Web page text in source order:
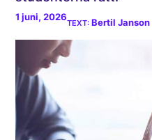
1 juni, 2026
Bertil Janson